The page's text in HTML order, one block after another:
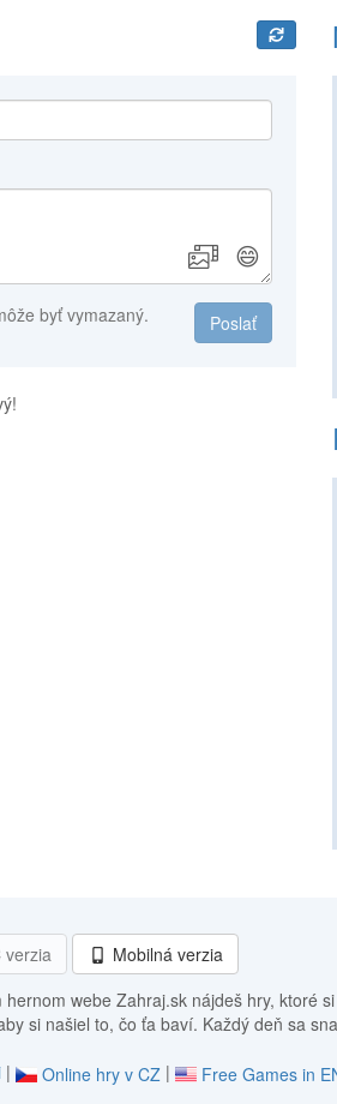
😄
Poslať
byť vymazaný.
verzia
Mobilná verzia
webe Zahraj.sk nájdeš hry, ktoré
si našiel to, čo ťa baví. Každý deň sa
| Online hry v CZ | Free Games in